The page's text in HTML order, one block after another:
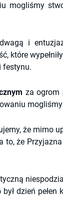
mogliśmy
i
które
festynu.
za ogrom
że mimo
to, że
dzień pełen